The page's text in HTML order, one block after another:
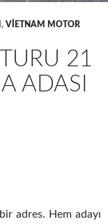
, VİETNAM MOTOR
21
ADASI
adres. Hem adayı